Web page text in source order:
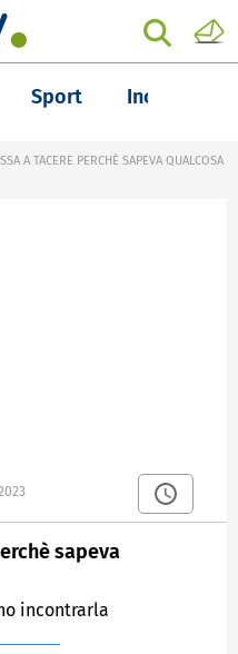
Sport Inchieste
A TACERE PERCHÈ SAPEVA QUALCOSA
sapeva
incontrarla